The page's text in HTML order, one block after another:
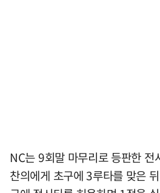
NC는 9회말 마무리로 등판한 전
찬의에게 초구에 3루타를 맞은